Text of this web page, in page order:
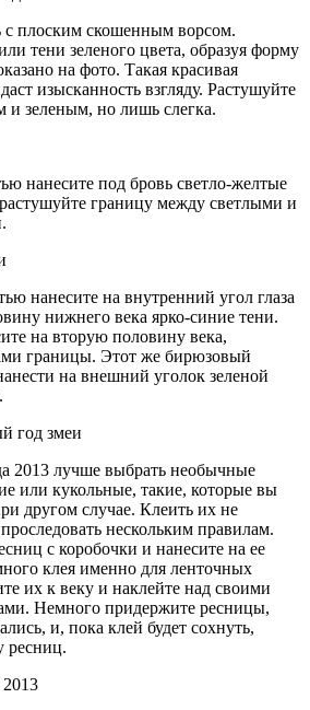
с плоским скошенным ворсом.
тени зеленого цвета, образуя форму
на фото. Такая красивая
изысканность взгляду. Растушуйте
зеленым, но лишь слегка.
нанесите под бровь светло-желтые
границу между светлыми и
нанесите на внутренний угол глаза
нижнего века ярко-синие тени.
на вторую половину века,
границы. Этот же бирюзовый
на внешний уголок зеленой
2013 лучше выбрать необычные
или кукольные, такие, которые вы
другом случае. Клеить их не
нескольким правилам.
с коробочки и нанесите на ее
клея именно для ленточных
их к веку и наклейте над своими
Немного придержите ресницы,
и, пока клей будет сохнуть,
ресниц.